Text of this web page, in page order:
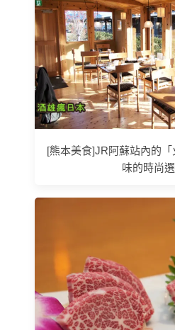
[熊本美食]JR阿蘇站內的
味的時尚選